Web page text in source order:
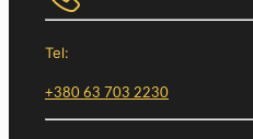
Tel:
+380 63 703 2230